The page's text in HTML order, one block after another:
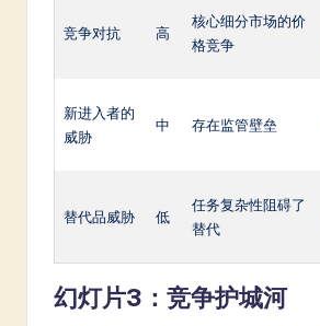
竞争对抗 高
核心细分市场的价
格竞争
新进入者的
威胁
中 存在监管壁垒
替代品威胁 低
任务复杂性阻碍了
替代
幻灯片3：竞争护城河